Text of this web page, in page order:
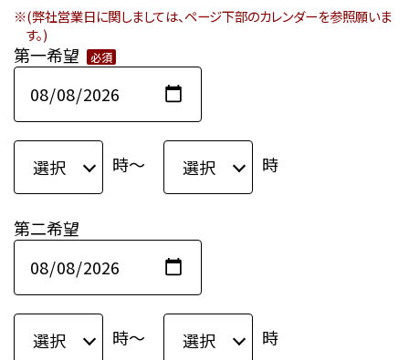
(弊社営業日に関しましては、ページ下部のカレンダーを参照願いま
す。)
第一希望 必須
時〜 時
第二希望
時〜 時